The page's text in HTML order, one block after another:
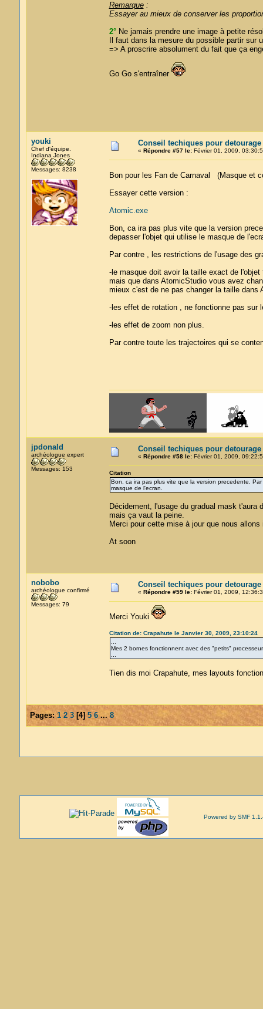
Remarque:
Essayer au mieux de conserver les
2°Ne jamais prendre une image à petite
Il faut dans la mesure du possible partir
=> A proscrire absolument du fait que ça
Go Go s'entraîner
youki
Chef d'équipe.
Indiana Jones
Messages: 8238
Conseil techiques pour detourage
« Répondre #57 le:Février 01, 2009,
Bon pour les Fan de Carnaval (Masque et
Essayer cette version :
Atomic.exe
Bon, ca ira pas plus vite que la version
depasser l'objet qui utilise le masque de
Par contre , les restrictions de l'usage des
-le masque doit avoir la taille exact de
mais que dans AtomicStudio vous avez
mieux c'est de ne pas changer la taille dans
-les effet de rotation , ne fonctionne pas sur
-les effet de zoom non plus.
Par contre toute les trajectoires qui se
jpdonald
archéologue expert
Messages: 153
Conseil techiques pour detourage
« Répondre #58 le:Février 01, 2009,
Citation
Bon, ca ira pas plus vite que la version precedente.
masque de l'ecran.
Décidement, l'usage du gradual mask t'aura
mais ça vaut la peine.
Merci pour cette mise à jour que nous
At soon
nobobo
archéologue confirmé
Messages: 79
Conseil techiques pour detourage
« Répondre #59 le:Février 01, 2009,
Merci Youki
Citation de: Crapahute le Janvier 30, 2009, 23:10:24
Mes 2 bornes fonctionnent avec des "petits"
Tien dis moi Crapahute, mes layouts
Pages: 1 2 3[4] 5 6 ...8
Powered by SMF